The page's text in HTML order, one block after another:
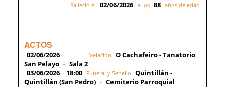
Falleció el 02/06/2026 a los 88 años de edad
ACTOS
02/06/2026 Velación O Cachafeiro - Tanatorio
San Pelayo - Sala 2
03/06/2026
18:00 Funeral y Sepelio Quintillán -
Quintillán (San Pedro) - Cemiterio Parroquial